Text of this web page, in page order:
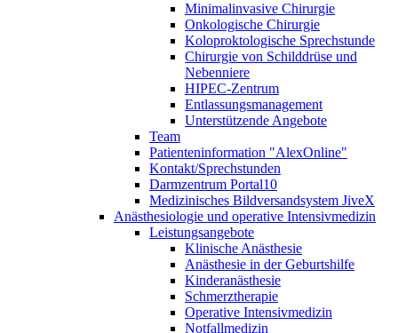
Minimalinvasive Chirurgie
Onkologische Chirurgie
Koloproktologische Sprechstunde
Chirurgie von Schilddrüse und
Nebenniere
HIPEC-Zentrum
Entlassungsmanagement
Unterstützende Angebote
Team
Patienteninformation "AlexOnline"
Kontakt/Sprechstunden
Darmzentrum Portal10
Medizinisches Bildversandsystem JiveX
Anästhesiologie und operative Intensivmedizin
Leistungsangebote
Klinische Anästhesie
Anästhesie in der Geburtshilfe
Kinderanästhesie
Schmerztherapie
Operative Intensivmedizin
Notfallmedizin